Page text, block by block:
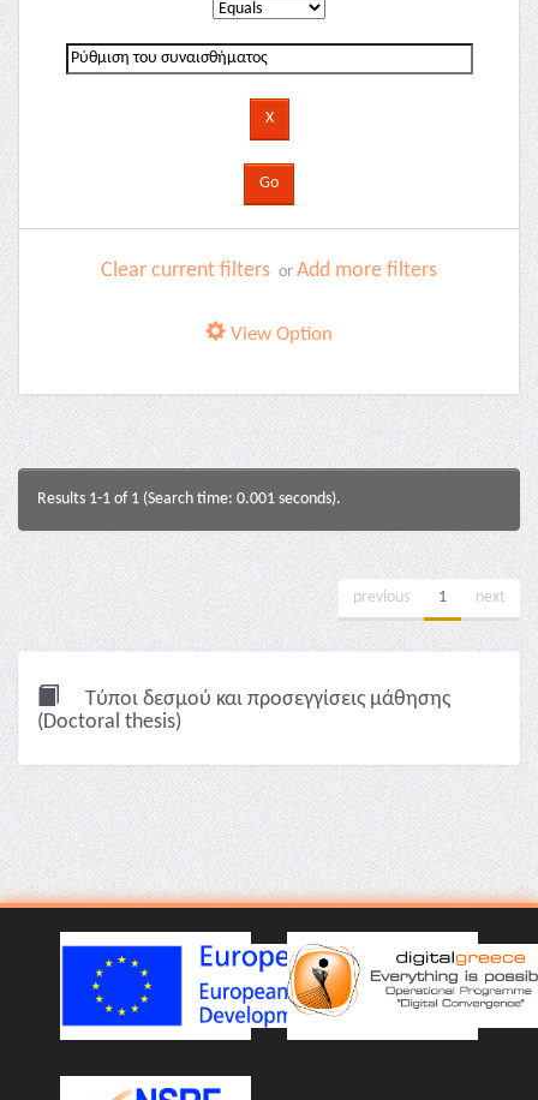
Clear current filters or Add more filters
View Option
Results 1-1 of 1 (Search time: 0.001 seconds).
previous 1 next
Τύποι δεσμού και προσεγγίσεις μάθησης
(Doctoral thesis)